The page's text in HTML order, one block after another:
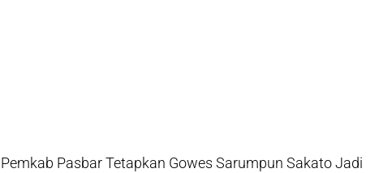
Pemkab Pasbar Tetapkan Gowes Sarumpun Sakato Jadi